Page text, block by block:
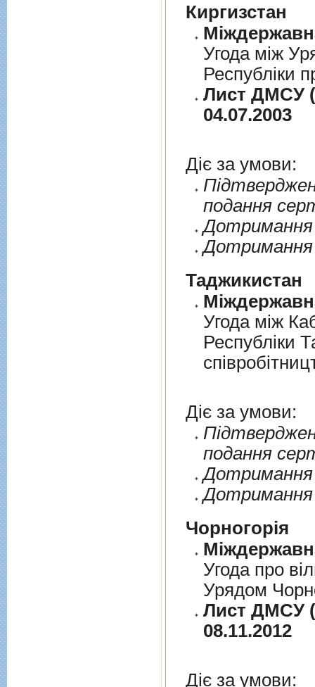
Киргизстан
Угода між
Республіки
Лист ДМСУ
04.07.2003
Діє за умови:
подання
Дотримання
Дотримання
Таджикистан
Угода мiж
Республiки
Діє за умови:
подання
Дотримання
Дотримання
Чорногорія
Угода про
Урядом
Лист ДМСУ
08.11.2012
Діє за умови: